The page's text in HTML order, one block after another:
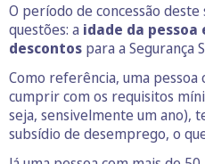
O período de concessão
questões: a idade da pessoa
descontos para a Segurança
Como referência, uma pessoa
cumprir com os requisitos
seja, sensivelmente um ano),
subsídio de desemprego, o